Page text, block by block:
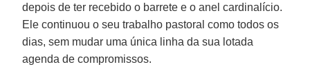
depois de ter recebido o barrete e o anel cardinalício.
Ele continuou o seu trabalho pastoral como todos os
dias, sem mudar uma única linha da sua lotada
agenda de compromissos.